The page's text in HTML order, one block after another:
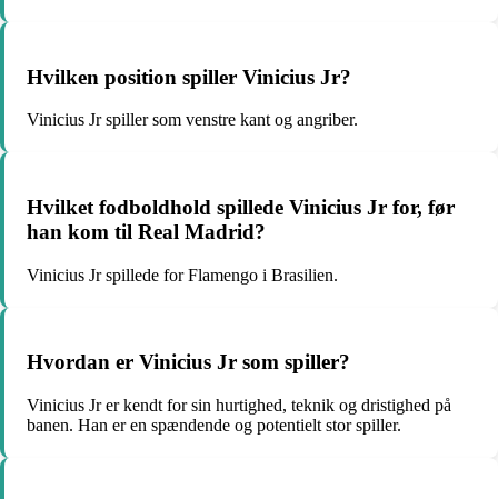
Hvilken position spiller Vinicius Jr?
Vinicius Jr spiller som venstre kant og angriber.
Hvilket fodboldhold spillede Vinicius Jr for, før
han kom til Real Madrid?
Vinicius Jr spillede for Flamengo i Brasilien.
Hvordan er Vinicius Jr som spiller?
Vinicius Jr er kendt for sin hurtighed, teknik og dristighed på
banen. Han er en spændende og potentielt stor spiller.